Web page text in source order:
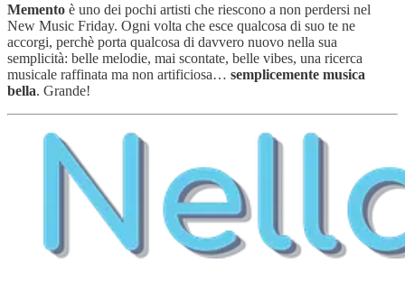
Memento è uno dei pochi artisti che riescono a non perdersi nel
New Music Friday. Ogni volta che esce qualcosa di suo te ne
accorgi, perchè porta qualcosa di davvero nuovo nella sua
semplicità: belle melodie, mai scontate, belle vibes, una ricerca
musicale raffinata ma non artificiosa… semplicemente musica
bella. Grande!